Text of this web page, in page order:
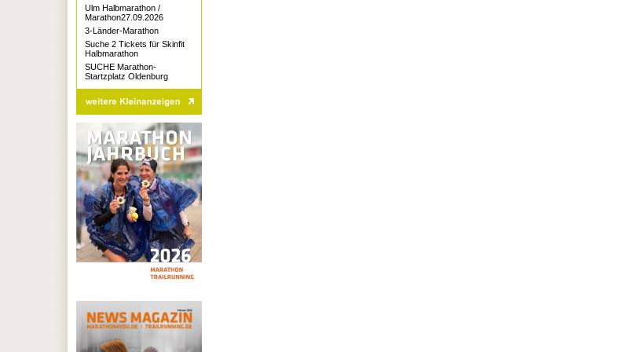
Ulm Halbmarathon /
Marathon27.09.2026
3-Länder-Marathon
Suche 2 Tickets für Skinfit
Halbmarathon
SUCHE Marathon-
Startzplatz Oldenburg